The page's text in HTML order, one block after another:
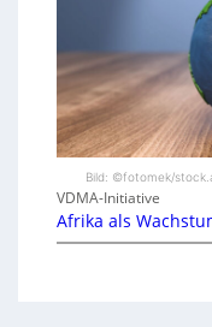
Bild: ©fotomek/
VDMA-Initiative
Afrika als